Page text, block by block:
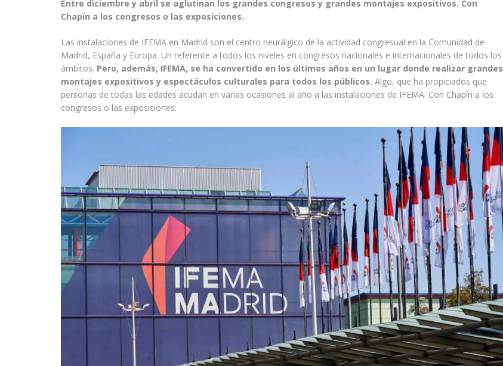
Entre diciembre y abril se aglutinan los grandes congresos y grandes montajes expositivos. Con
Chapín a los congresos o las exposiciones.
Las instalaciones de IFEMA en Madrid son el centro neurálgico de la actividad congresual en la Comunidad de
Madrid, España y Europa. Un referente a todos los niveles en congresos nacionales e internacionales de todos los
ámbitos. Pero, además, IFEMA, se ha convertido en los últimos años en un lugar donde realizar grandes
montajes expositivos y espectáculos culturales para todos los públicos. Algo, que ha propiciados que
personas de todas las edades acudan en varias ocasiones al año a las instalaciones de IFEMA. Con Chapín a los
congresos o las exposiciones.